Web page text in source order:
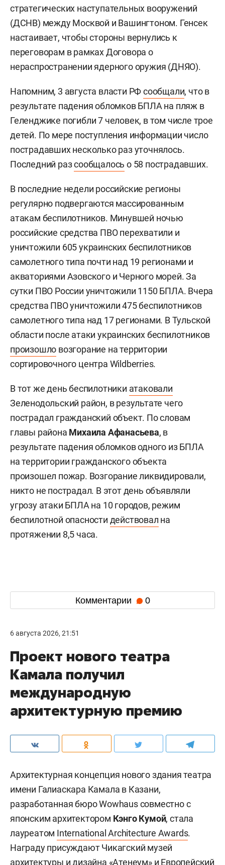
стратегических наступательных вооружений
(ДСНВ) между Москвой и Вашингтоном. Генсек
настаивает, чтобы стороны вернулись к
переговорам в рамках Договора о
нераспространении ядерного оружия (ДНЯО).
Напомним, 3 августа власти РФсообщали, что в
результате падения обломков БПЛА на пляж в
Геленджике погибли 7 человек, в том числе трое
детей. По мере поступления информации число
пострадавших несколько раз уточнялось.
Последний разсообщалось о 58 пострадавших.
В последние недели российские регионы
регулярно подвергаются массированным
атакам беспилотников. Минувшей ночью
российские средства ПВО перехватили и
уничтожили 605 украинских беспилотников
самолетного типа почти над 19 регионами и
акваториями Азовского и Черного морей. За
сутки ПВО России уничтожили 1150 БПЛА. Вчера
средства ПВО уничтожили 475 беспилотников
самолетного типа над 17 регионами. В Тульской
области после атаки украинских беспилотников
произошло возгорание на территории
сортировочного центра Wildberries.
В тот же день беспилотники атаковали
Зеленодольский район, в результате чего
пострадал гражданский объект. По словам
главы района Михаила Афанасьева, в
результате падения обломков одного из БПЛА
на территории гражданского объекта
произошел пожар. Возгорание ликвидировали,
никто не пострадал. В этот день объявляли
угрозу атаки БПЛА на 10 городов, режим
беспилотной опасности действовал на
протяжении 8,5 часа.
Комментарии 0
6 августа 2026, 21:51
Проект нового театра
Камала получил
международную
архитектурную премию
Архитектурная концепция нового здания театра
имени Галиаскара Камала в Казани,
разработанная бюро Wowhaus совместно с
японским архитектором Кэнго Кумой, стала
лауреатом International Architecture Awards.
Награду присуждают Чикагский музей
архитектуры и дизайна «Атенеум» и Европейский